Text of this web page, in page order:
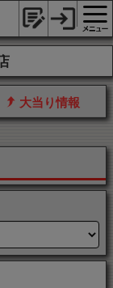
大当り情報